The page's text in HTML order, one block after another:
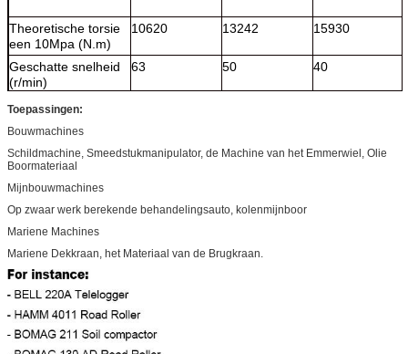
Theoretische torsie
een 10Mpa (N.m)
10620 13242 15930
Geschatte snelheid
(r/min)
63 50 40
Geschatte druk
Maximum druk
(Mpa)
Maximum torsie
(N.m)
33750
Snelheidswaaier
(r/min)
0-65 0-52
Maximum macht
(kW)
veranderlijke verplaatsings prioritaire
omwenteling 135kw
Toepassingen:
Bouwmachines
Schildmachine, Smeedstukmanipulator, de Machine van het Emmerwiel, Olie
Boormateriaal
Mijnbouwmachines
Op zwaar werk berekende behandelingsauto, kolenmijnboor
Mariene Machines
Mariene Dekkraan, het Materiaal van de Brugkraan.